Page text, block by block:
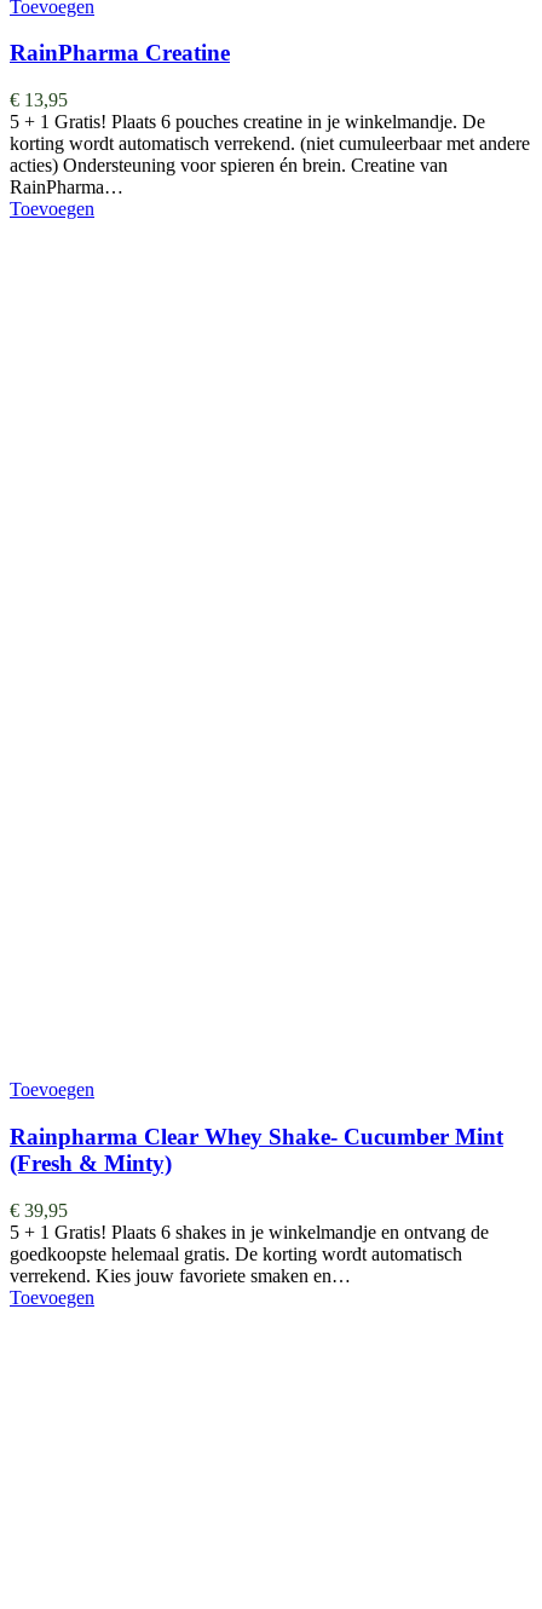
Toevoegen
RainPharma Creatine
€ 13,95
5 + 1 Gratis! Plaats 6 pouches creatine in je winkelmandje. De
korting wordt automatisch verrekend. (niet cumuleerbaar met andere
acties) Ondersteuning voor spieren én brein. Creatine van
RainPharma…
Toevoegen
Toevoegen
Rainpharma Clear Whey Shake- Cucumber Mint
(Fresh & Minty)
€ 39,95
5 + 1 Gratis! Plaats 6 shakes in je winkelmandje en ontvang de
goedkoopste helemaal gratis. De korting wordt automatisch
verrekend. Kies jouw favoriete smaken en…
Toevoegen